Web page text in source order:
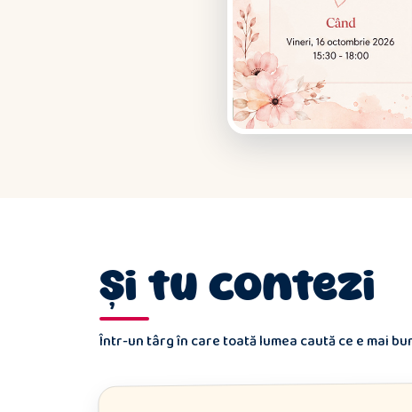
Și tu contezi
Într-un târg în care toată lumea caută ce e mai